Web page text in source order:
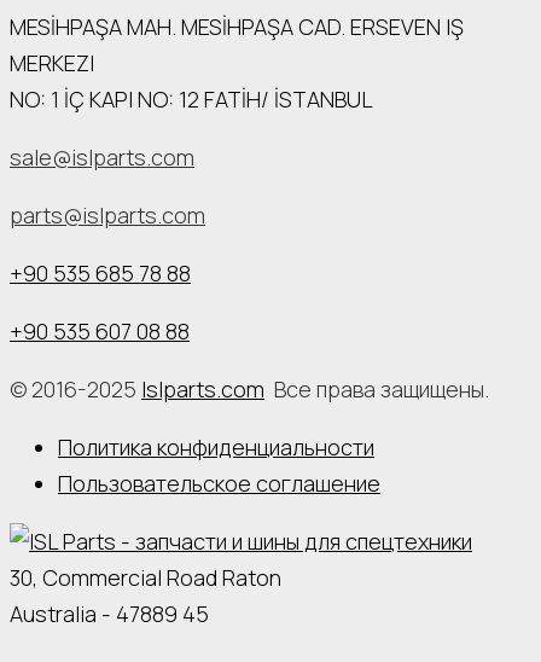
MESİHPAŞA МАН. MESİHPAŞA CAD. ERSEVEN IŞ
MERKEZI
NO: 1 İÇ КАРI NO: 12 FATİH/ İSTANBUL
sale@islparts.com
parts@islparts.com
+90 535 685 78 88
+90 535 607 08 88
© 2016-2025 Islparts.com Все права защищены.
Политика конфиденциальности
Пользовательское соглашение
30, Commercial Road Raton
Australia - 47889 45